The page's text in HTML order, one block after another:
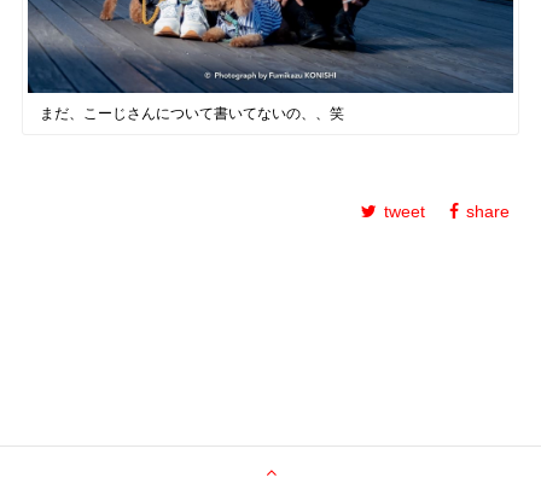
まだ、こーじさんについて書いてないの、、笑
tweet share